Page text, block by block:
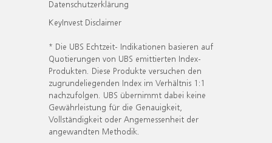
Datenschutzerklärung
KeyInvest Disclaimer
* Die UBS Echtzeit- Indikationen basieren auf
Quotierungen von UBS emittierten Index-
Produkten. Diese Produkte versuchen den
zugrundeliegenden Index im Verhältnis 1:1
nachzufolgen. UBS übernimmt dabei keine
Gewährleistung für die Genauigkeit,
Vollständigkeit oder Angemessenheit der
angewandten Methodik.